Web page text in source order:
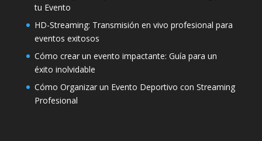
tu Evento
HD-Streaming: Transmisión en vivo profesional para
eventos exitosos
Cómo crear un evento impactante: Guía para un
éxito inolvidable
Cómo Organizar un Evento Deportivo con Streaming
Profesional